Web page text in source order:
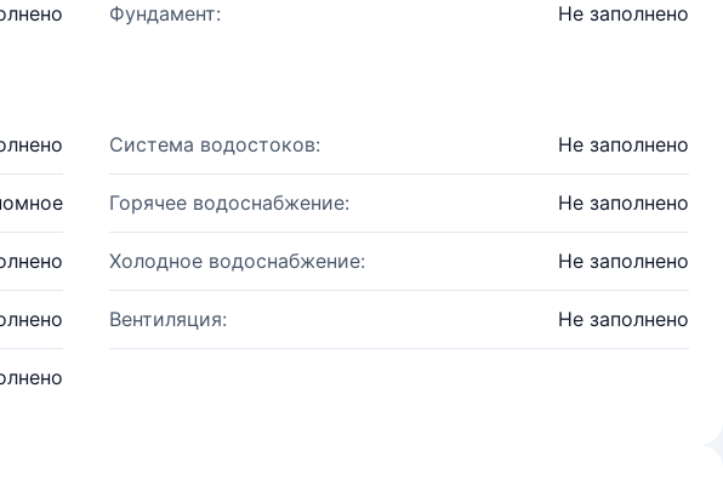
Фундамент: Не заполнено
Система водостоков: Не заполнено
Горячее водоснабжение: Не заполнено
Холодное водоснабжение: Не заполнено
Вентиляция: Не заполнено